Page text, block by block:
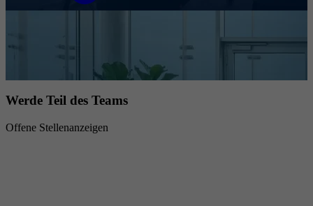
Werde Teil des Teams
Offene Stellenanzeigen